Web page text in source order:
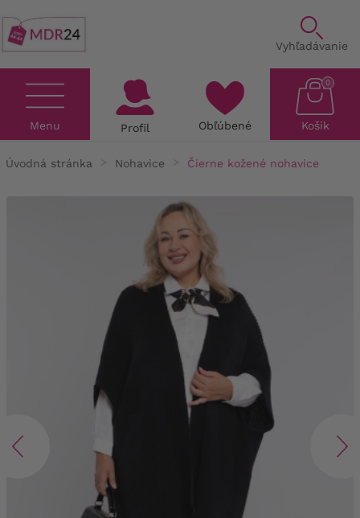
Vyhľadávanie
Menu Profil Obľúbené Košík
0
Úvodná stránka Nohavice Čierne kožené nohavice